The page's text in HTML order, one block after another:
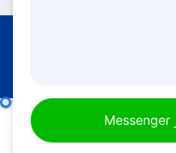
(15) القسم الثاني